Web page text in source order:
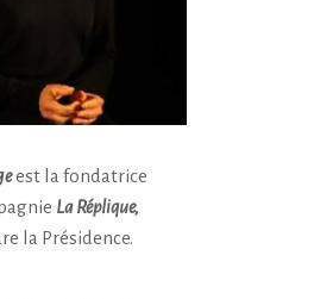
est la fondatrice
La Réplique,
la Présidence.